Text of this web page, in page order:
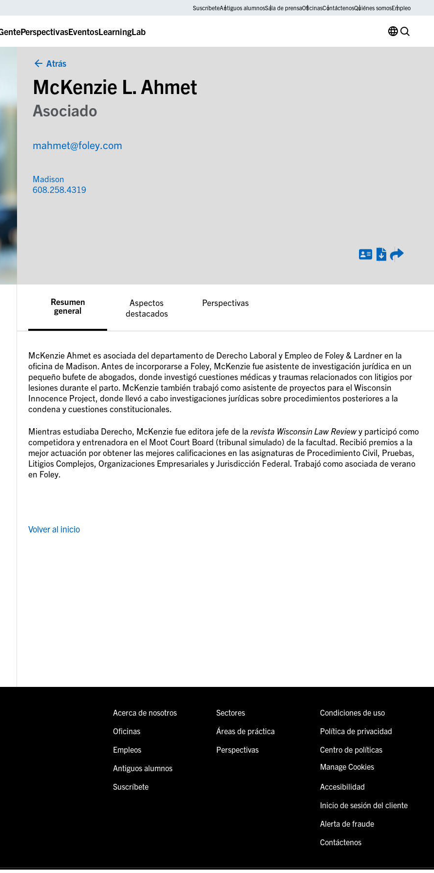
SuscríbeteAntiguos alumnosSala de prensaOficinasContáctenosQuiénes somosEmpleo
PerspectivasEventosLearningLab
Atrás
McKenzie L. Ahmet
Asociado
mahmet@foley.com
Madison
608.258.4319
Resumen
general
McKenzie Ahmet es asociada del departamento de Derecho Laboral y Empleo de Foley & Lardner en la
oficina de Madison. Antes de incorporarse a Foley, McKenzie fue asistente de investigación jurídica en un
pequeño bufete de abogados, donde investigó cuestiones médicas y traumas relacionados con litigios por
lesiones durante el parto. McKenzie también trabajó como asistente de proyectos para el Wisconsin
Innocence Project, donde llevó a cabo investigaciones jurídicas sobre procedimientos posteriores a la
condena y cuestiones constitucionales.
Mientras estudiaba Derecho, McKenzie fue editora jefe de la revista Wisconsin Law Reviewy participó como
competidora y entrenadora en el Moot Court Board (tribunal simulado) de la facultad. Recibió premios a la
mejor actuación por obtener las mejores calificaciones en las asignaturas de Procedimiento Civil, Pruebas,
Litigios Complejos, Organizaciones Empresariales y Jurisdicción Federal. Trabajó como asociada de verano
en Foley.
Aspectos
destacados
Perspectivas
Volver al inicio
Acerca de nosotros
Oficinas
Empleos
Antiguos alumnos
Suscríbete
Sectores
Áreas de práctica
Perspectivas
Condiciones de uso
Política de privacidad
Centro de políticas
Manage Cookies
Accesibilidad
Inicio de sesión del cliente
Alerta de fraude
Contáctenos